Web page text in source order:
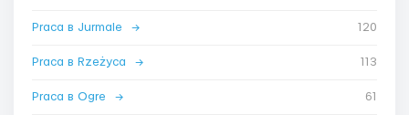
Praca в Jurmale → 120
Praca в Rzeżyca → 113
Praca в Ogre → 61